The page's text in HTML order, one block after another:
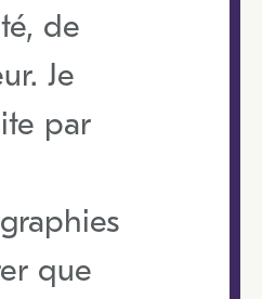
de
Je
par
que